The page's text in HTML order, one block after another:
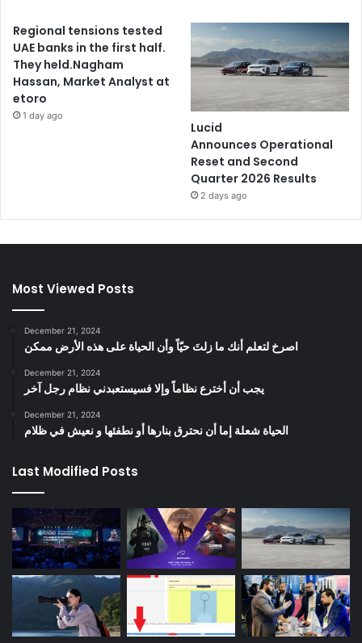
Regional tensions tested
UAE banks in the first half.
They held.Nagham
Hassan, Market Analyst at
etoro
1 day ago
Lucid
Announces Operational
Reset and Second
Quarter 2026 Results
2 days ago
Most Viewed Posts
December 21, 2024
‫اصرخ لتعلم أنك ما زلتَ حيّاً وأن الحياة على هذه الأرض ممكن
December 21, 2024
يجب أن أخترع نظاماً وإلا فسيستعبدني نظام رجل آخر
December 21, 2024
الحياة شعلة إما أن نحترق بنارها أو نطفئها و نعيش في ظلام
Last Modified Posts